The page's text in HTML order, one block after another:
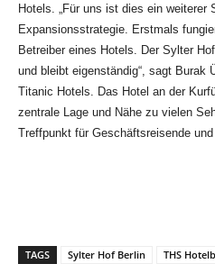
Hotels. „Für uns ist dies ein weiterer
Expansionsstrategie. Erstmals
Betreiber eines Hotels. Der Sylter
und bleibt eigenständig“, sagt Burak
Titanic Hotels. Das Hotel an der
zentrale Lage und Nähe zu vielen
Treffpunkt für Geschäftsreisende und
TAGS Sylter Hof Berlin
THS